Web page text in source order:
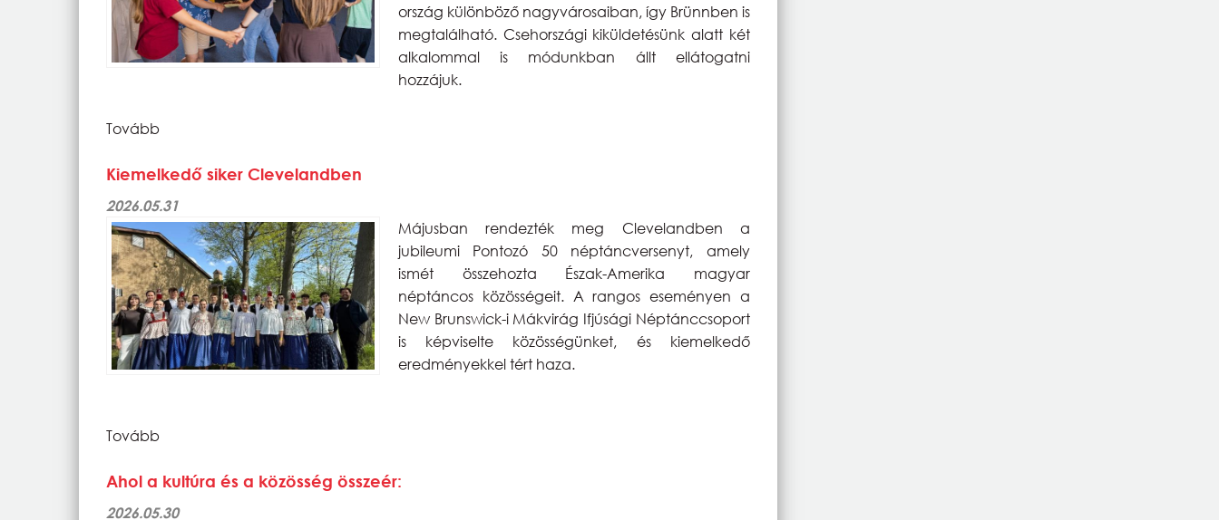
ország különböző nagyvárosaiban, így Brünnben is
megtalálható. Csehországi kiküldetésünk alatt két
alkalommal is módunkban állt ellátogatni
hozzájuk.
Tovább
Kiemelkedő siker Clevelandben
2026.05.31
Májusban rendezték meg Clevelandben a
jubileumi Pontozó 50 néptáncversenyt, amely
ismét összehozta Észak-Amerika magyar
néptáncos közösségeit. A rangos eseményen a
New Brunswick-i Mákvirág Ifjúsági Néptánccsoport
is képviselte közösségünket, és kiemelkedő
eredményekkel tért haza.
Tovább
Ahol a kultúra és a közösség összeér:
2026.05.30